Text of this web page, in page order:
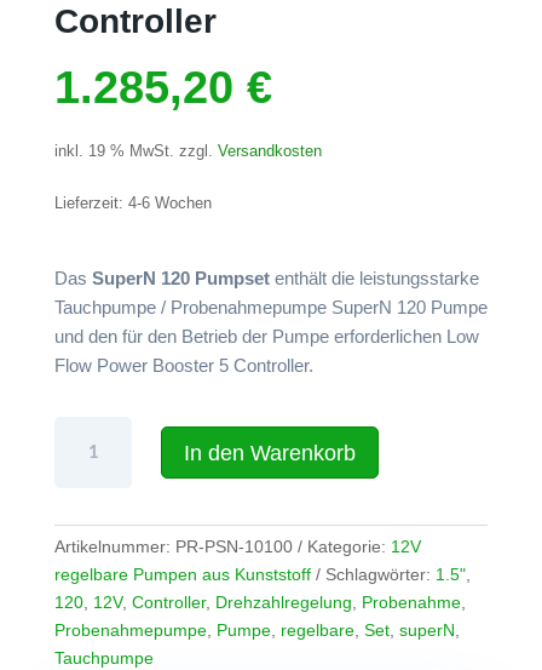
Controller
1.285,20 €
inkl. 19 % MwSt. zzgl. Versandkosten
Lieferzeit: 4-6 Wochen
Das SuperN 120 Pumpsetenthält die leistungsstarke
Tauchpumpe / Probenahmepumpe SuperN 120 Pumpe
und den für den Betrieb der Pumpe erforderlichen Low
Flow Power Booster 5 Controller.
Probenahme
pumpe
SuperN
120
bis
In den Warenkorb
Artikelnummer: PR-PSN-10100 Kategorie: 12V
regelbare Pumpen aus Kunststoff
Schlagwörter: 1.5",
120, 12V, Controller, Drehzahlregelung, Probenahme,
Probenahmepumpe, Pumpe, regelbare, Set, superN,
Tauchpumpe